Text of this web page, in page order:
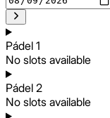
Pádel 1
No slots available
Pádel 2
No slots available